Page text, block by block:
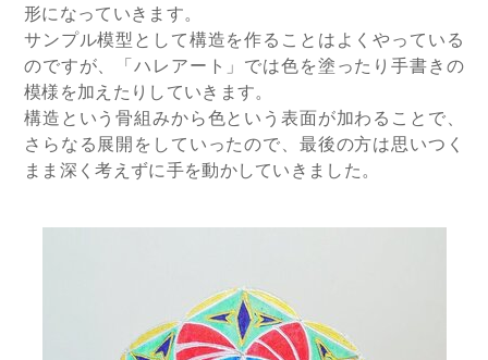
形になっていきます。
サンプル模型として構造を作ることはよくやっている
のですが、「ハレアート」では色を塗ったり手書きの
模様を加えたりしていきます。
構造という骨組みから色という表面が加わることで、
さらなる展開をしていったので、最後の方は思いつく
まま深く考えずに手を動かしていきました。